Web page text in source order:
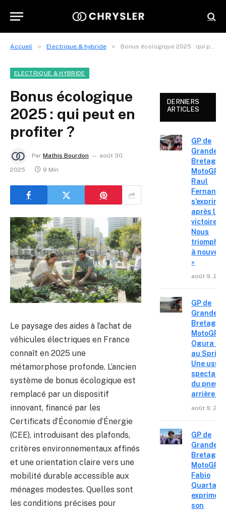
Accueil » Electrique & hybride » Bonus écologique 2025 : qui peut en profiter ?
ELECTRIQUE & HYBRIDE
Bonus écologique
2025 : qui peut en
profiter ?
Par Mathis Bourdon
août 30,
2025
9 Min
Le paysage des aides à l’achat de
véhicules électriques en France
connaît en 2025 une
métamorphose profonde. L’ancien
système de bonus écologique est
remplacé par un dispositif
innovant, financé par les
Certificats d’Économie d’Énergie
(CEE), introduisant des plafonds,
critères environnementaux affinés
et une orientation claire vers une
mobilité durable accessible aux
ménages modestes. Quelles sont
les conditions précises pour
DERNIERS
ARTICLES
GP de
Grande-
Bretagne
MotoGP :
Raul
s’exprime
après la
victoire «
Nous
à
»
août 9,
GP de
Grande-
Bretagne
MotoGP –
Ogura
au Sprint
Une
du pneu
arrière »
août 9,
GP de
Grande-
Bretagne
MotoGP :
Fabio
exprime
son